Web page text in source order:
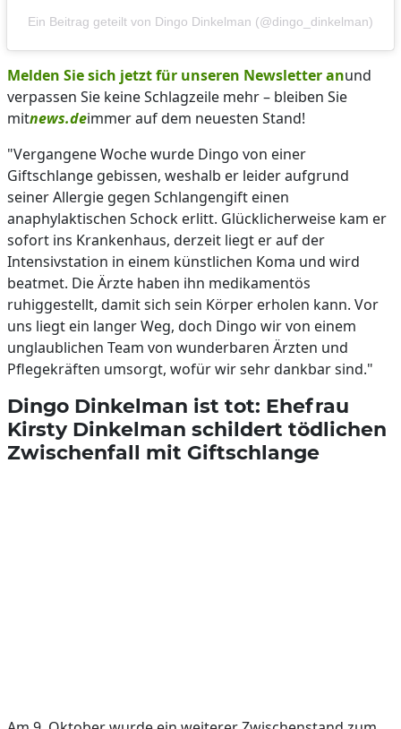
Ein Beitrag geteilt von Dingo Dinkelman (@dingo_dinkelman)
Melden Sie sich jetzt für unseren Newsletter anund
verpassen Sie keine Schlagzeile mehr – bleiben Sie
mitnews.deimmer auf dem neuesten Stand!
"Vergangene Woche wurde Dingo von einer
Giftschlange gebissen, weshalb er leider aufgrund
seiner Allergie gegen Schlangengift einen
anaphylaktischen Schock erlitt. Glücklicherweise kam er
sofort ins Krankenhaus, derzeit liegt er auf der
Intensivstation in einem künstlichen Koma und wird
beatmet. Die Ärzte haben ihn medikamentös
ruhiggestellt, damit sich sein Körper erholen kann. Vor
uns liegt ein langer Weg, doch Dingo wir von einem
unglaublichen Team von wunderbaren Ärzten und
Pflegekräften umsorgt, wofür wir sehr dankbar sind."
Dingo Dinkelman ist tot: Ehefrau
Kirsty Dinkelman schildert tödlichen
Zwischenfall mit Giftschlange